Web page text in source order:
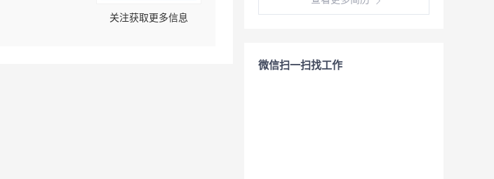
关注获取更多信息
微信扫一扫找工作